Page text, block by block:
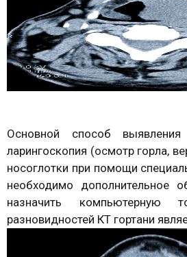
Основной способ
ларингоскопия (осмотр горла,
носоглотки при помощи
необходимо дополнительное
назначить компьютерную
разновидностей КТ гортани